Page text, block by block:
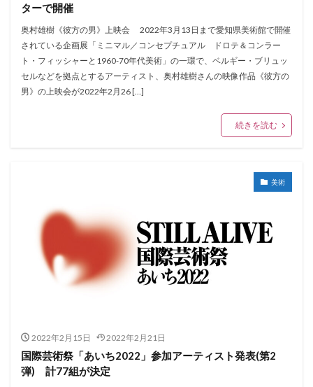
ターで開催
奥村雄樹《彼方の男》上映会 2022年3月13日まで愛知県美術館で開催
されている企画展「ミニマル／コンセプチュアル ドロテ＆コンラー
ト・フィッシャーと1960-70年代美術」の一環で、ベルギー・ブリュッ
セルなどを拠点とするアーティスト、奥村雄樹さんの映像作品《彼方の
男》の上映会が2022年2月26 […]
続きを読む
美術
2022年2月15日 2022年2月21日
国際芸術祭「あいち2022」参加アーティスト発表(第2
弾) 計77組が決定